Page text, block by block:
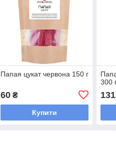
Папая цукат червона 150 г
60₴
Купити
300
131